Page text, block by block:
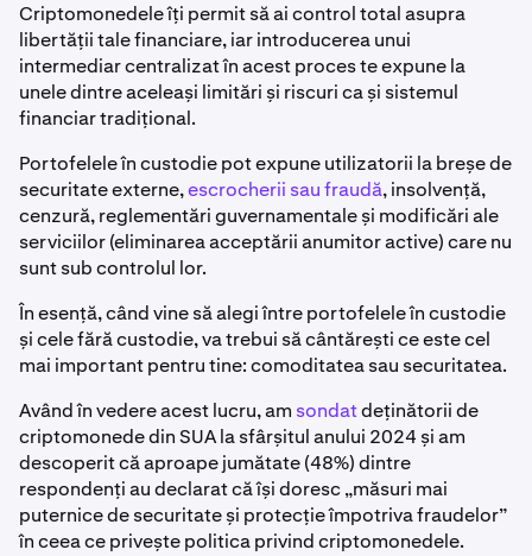
Criptomonedele îți permit să ai control total asupra
libertății tale financiare, iar introducerea unui
intermediar centralizat în acest proces te expune la
unele dintre aceleași limitări și riscuri ca și sistemul
financiar tradițional.
Portofelele în custodie pot expune utilizatorii la breșe de
securitate externe,escrocherii sau fraudă, insolvență,
cenzură, reglementări guvernamentale și modificări ale
serviciilor (eliminarea acceptării anumitor active) care nu
sunt sub controlul lor.
În esență, când vine să alegi între portofelele în custodie
și cele fără custodie, va trebui să cântărești ce este cel
mai important pentru tine: comoditatea sau securitatea.
Având în vedere acest lucru, am sondatdeținătorii de
criptomonede din SUA la sfârșitul anului 2024 și am
descoperit că aproape jumătate (48%) dintre
respondenți au declarat că își doresc „măsuri mai
puternice de securitate și protecție împotriva fraudelor”
în ceea ce privește politica privind criptomonedele.